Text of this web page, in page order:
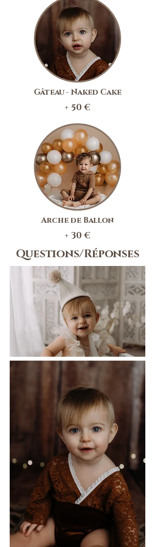
Gâteau - Naked Cake
+ 50 €
Arche de Ballon
+ 30 €
Questions/Réponses